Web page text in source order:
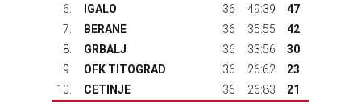
6.
IGALO 36 49:39
47
7.
BERANE 36 35:55
42
8.
GRBALJ 36 33:56
30
9.
OFK TITOGRAD 36 26:62
23
10.
CETINJE 36 26:83 21